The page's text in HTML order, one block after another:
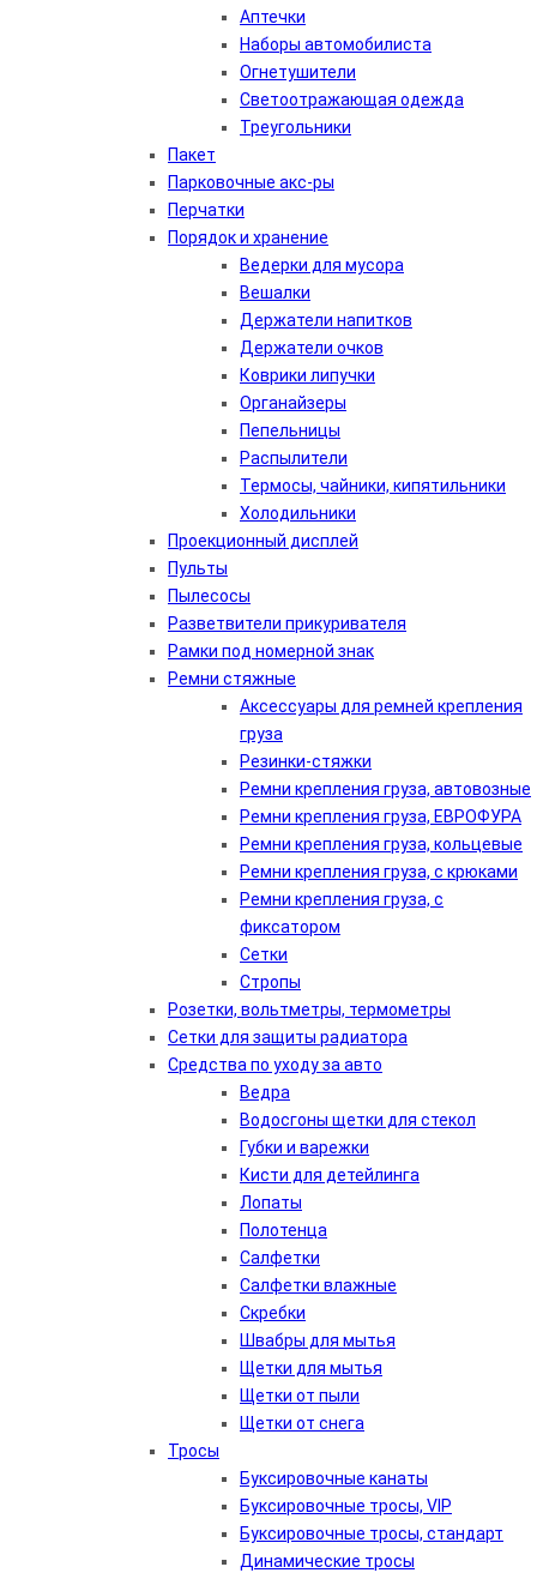
Аптечки
Наборы автомобилиста
Огнетушители
Светоотражающая одежда
Треугольники
Пакет
Парковочные акс-ры
Перчатки
Порядок и хранение
Ведерки для мусора
Вешалки
Держатели напитков
Держатели очков
Коврики липучки
Органайзеры
Пепельницы
Распылители
Термосы, чайники, кипятильники
Холодильники
Проекционный дисплей
Пульты
Пылесосы
Разветвители прикуривателя
Рамки под номерной знак
Ремни стяжные
Аксессуары для ремней крепления
груза
Резинки-стяжки
Ремни крепления груза, автовозные
Ремни крепления груза, ЕВРОФУРА
Ремни крепления груза, кольцевые
Ремни крепления груза, с крюками
Ремни крепления груза, с
фиксатором
Сетки
Стропы
Розетки, вольтметры, термометры
Сетки для защиты радиатора
Средства по уходу за авто
Ведра
Водосгоны щетки для стекол
Губки и варежки
Кисти для детейлинга
Лопаты
Полотенца
Салфетки
Салфетки влажные
Скребки
Швабры для мытья
Щетки для мытья
Щетки от пыли
Щетки от снега
Тросы
Буксировочные канаты
Буксировочные тросы, VIP
Буксировочные тросы, стандарт
Динамические тросы